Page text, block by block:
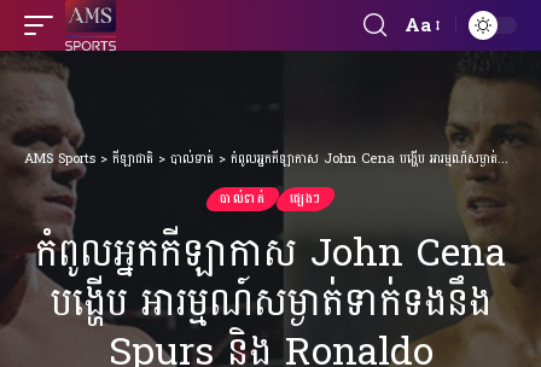
Font
Resizer
Aa
AMS Sports > កីឡាជាតិ > បាល់ទាត់ > កំពូលអ្នកកីឡាកាស John Cena បង្ហើប អារម្មណ៍សម្ងាត់ទាក់ទងនឹង Spurs និង Ronaldo
បាល់ទាត់ ផ្សេងៗ
កំពូលអ្នកកីឡាកាស John Cena
បង្ហើប អារម្មណ៍សម្ងាត់ទាក់ទងនឹង
Spurs និង Ronaldo